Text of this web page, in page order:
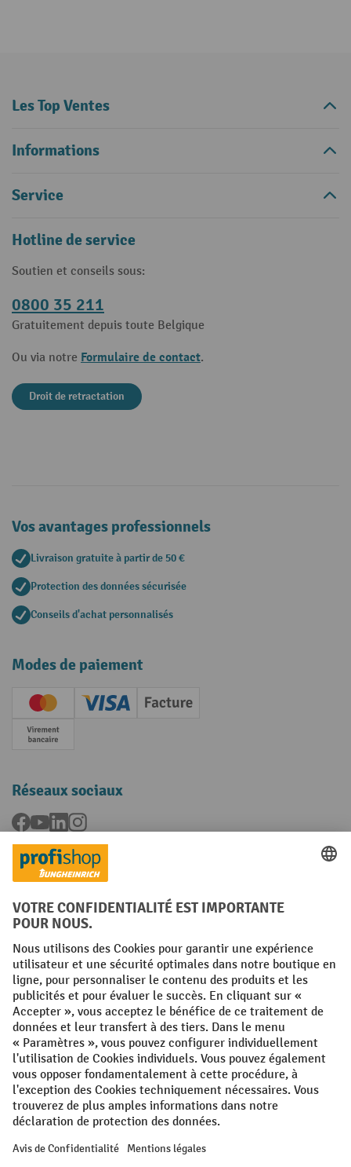
Les Top Ventes
Informations
Service
Hotline de service
Soutien et conseils sous:
0800 35 211
Gratuitement depuis toute Belgique
Ou via notre Formulaire de contact.
Droit de retractation
Vos avantages professionnels
Livraison gratuite à partir de 50 €
Protection des données sécurisée
Conseils d'achat personnalisés
Modes de paiement
Creditcard (Master)Creditcard (Visa)
Facture
Paiement anticipé
Réseaux sociaux
Facebook
YouTubeLinkedInInstagram
Langues
FR NL
Conditions générales Mentions légales
Protection des Données Politique de cookies
All prices excl. VAT plusshipping costsand possible delivery charges,
if not stated otherwise.
¹ La remise est valable jusqu'à épuisement des stocks. La remise ne
s'applique pas aux prix spéciaux. Il n'est pas possible de le combiner
avec d'autres réductions en pourcentage ou bons de réduction. | ² La
réduction sera accordée une seule fois lors de la première inscription
à la newsletter. Le code de réduction est valable pendant 10 jours et